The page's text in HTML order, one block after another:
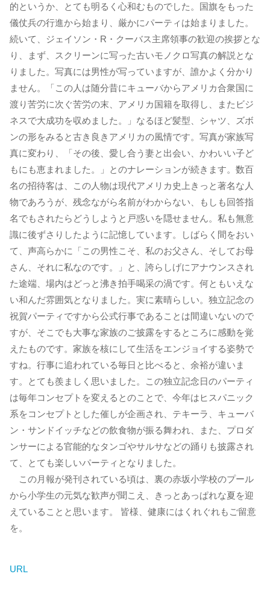
的というか、とても明るく心和むものでした。国旗をもった
儀仗兵の行進から始まり、厳かにパーティは始まりました。
続いて、ジェイソン・R・クーバス主席領事の歓迎の挨拶とな
り、まず、スクリーンに写った古いモノクロ写真の解説とな
りました。写真には男性が写っていますが、誰かよく分かり
ません。「この人は随分昔にキューバからアメリカ合衆国に
渡り苦労に次ぐ苦労の末、アメリカ国籍を取得し、またビジ
ネスで大成功を収めました。」なるほど髪型、シャツ、ズボ
ンの形をみると古き良きアメリカの風情です。写真が家族写
真に変わり、「その後、愛し合う妻と出会い、かわいい子ど
もにも恵まれました。」とのナレーションが続きます。数百
名の招待客は、この人物は現代アメリカ史上きっと著名な人
物であろうが、残念ながら名前がわからない、もしも回答指
名でもされたらどうしようと戸惑いを隠せません。私も無意
識に後ずさりしたように記憶しています。しばらく間をおい
て、声高らかに「この男性こそ、私のお父さん、そしてお母
さん、それに私なのです。」と、誇らしげにアナウンスされ
た途端、場内はどっと沸き拍手喝采の渦です。何ともいえな
い和んだ雰囲気となりました。実に素晴らしい。独立記念の
祝賀パーティですから公式行事であることは間違いないので
すが、そこでも大事な家族のご披露をするところに感動を覚
えたものです。家族を核にして生活をエンジョイする姿勢で
すね。行事に追われている毎日と比べると、余裕が違いま
す。とても羨ましく思いました。この独立記念日のパーティ
は毎年コンセプトを変えるとのことで、今年はヒスパニック
系をコンセプトとした催しが企画され、テキーラ、キューバ
ン・サンドイッチなどの飲食物が振る舞われ、また、プロダ
ンサーによる官能的なタンゴやサルサなどの踊りも披露され
て、とても楽しいパーティとなりました。
この月報が発刊されている頃は、裏の赤坂小学校のプール
から小学生の元気な歓声が聞こえ、きっとあっぱれな夏を迎
えていることと思います。 皆様、健康にはくれぐれもご留意
を。
URL